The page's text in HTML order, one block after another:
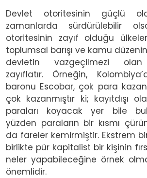
Devlet otoritesinin güçlü
zamanlarda sürdürülebilir
otoritesinin zayıf olduğu
toplumsal barışı ve kamu
devletin vazgeçilmezi olan
zayıflatır. Örneğin,
baronu Escobar, çok para
çok kazanmıştır ki; kayıtdışı
paraları koyacak yer bile
yüzden paraların bir kısmı
da fareler kemirmiştir. Ekstrem
birlikte pür kapitalist bir kişinin
neler yapabileceğine örnek
önemlidir.